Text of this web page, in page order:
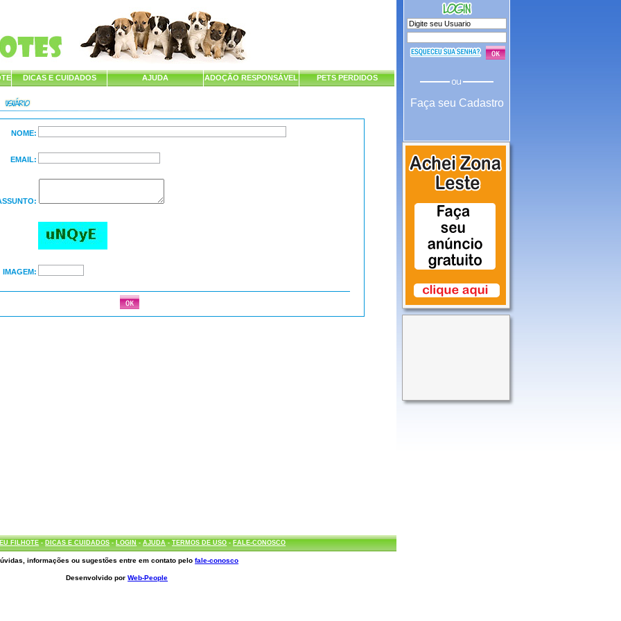
DICAS E CUIDADOS AJUDA ADOÇÃO RESPONSÁVEL PETS PERDIDOS
NOME:
EMAIL:
IMAGEM:
FILHOTE- DICAS E CUIDADOS- LOGIN-AJUDA-TERMOS DE USO- FALE-CONOSCO
Faça seu Cadastro
informações ou sugestões entre em contato pelofale-conosco
Desenvolvido porWeb-People